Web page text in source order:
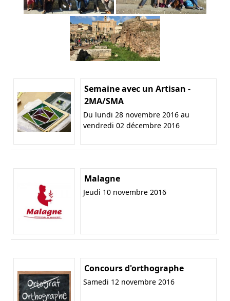
Semaine avec un Artisan -
2MA/SMA
Du lundi 28 novembre 2016 au
vendredi 02 décembre 2016
Malagne
Jeudi 10 novembre 2016
Concours d'orthographe
Samedi 12 novembre 2016